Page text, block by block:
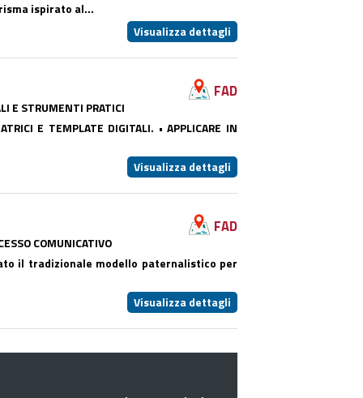
ispirato al...
Visualizza dettagli
FAD
E STRUMENTI PRATICI
E TEMPLATE DIGITALI. • APPLICARE IN
Visualizza dettagli
FAD
COMUNICATIVO
il tradizionale modello paternalistico per
Visualizza dettagli